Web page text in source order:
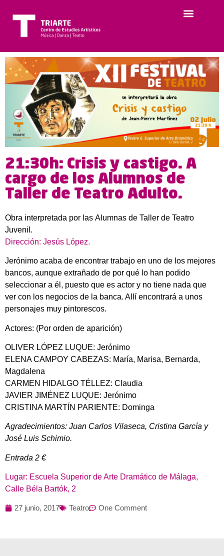
21:30h: Crisis y castigo. A
cargo de los Alumnos de
Taller de Teatro Adulto.
Obra interpretada por las Alumnas de Taller de Teatro
Juvenil.
Dirección: Jesús López.
Jerónimo acaba de encontrar trabajo en uno de los mejores
bancos, aunque extrañado de por qué lo han podido
seleccionar a él, puesto que es actor y no tiene nada que
ver con los negocios de la banca. Allí encontrará a unos
personajes muy pintorescos.
Actores: (Por orden de aparición)
OLIVER LÓPEZ LUQUE: Jerónimo
ELENA CAMPOY CABEZAS: María, Marisa, Bernarda,
Magdalena
CARMEN HIDALGO TÉLLEZ: Claudia
JAVIER JIMÉNEZ LUQUE: Jerónimo
CRISTINA MARTÍN PARIENTE: Dominga
Agradecimientos: Juan Carlos Vilaseca, Cristina García y
José Luis Schimio.
Entrada 2 €
Lugar: Escuela Superior de Arte Dramático de Málaga,
Calle Béla Bartók, 2
27 junio, 2017 Teatro One Comment